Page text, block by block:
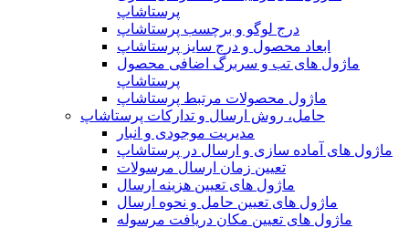
پرستاشاپ
درج لوگو و برچسب پرستاشاپ
ابعاد محصول و درج سایز پرستاشاپ
ماژول های تب و سربرگ اضافی محصول
پرستاشاپ
ماژول محصولات مرتبط پرستاشاپ
حامل، روش ارسال و تدارکات پرستاشاپ
مدیریت موجودی و انبار
ماژول های آماده سازی و ارسال در پرستاشاپ
تعیین زمان ارسال مرسولات
ماژول های تعیین هزینه ارسال
ماژول های تعیین حامل و نحوه ارسال
ماژول های تعیین مکان دریافت مرسوله